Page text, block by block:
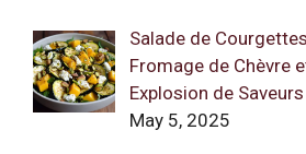
Salade de
Fromage de Chèvre
Explosion de
May 5, 2025